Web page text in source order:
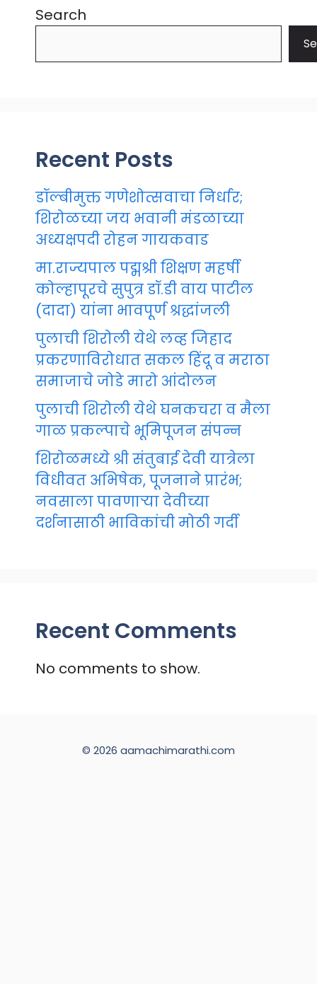
Search
Recent Posts
डॉल्बीमुक्त गणेशोत्सवाचा निर्धार;
शिरोळच्या जय भवानी मंडळाच्या
अध्यक्षपदी रोहन गायकवाड
मा.राज्यपाल पद्मश्री शिक्षण महर्षी
कोल्हापूरचे सुपुत्र डॉ.डी वाय पाटील
(दादा) यांना भावपूर्ण श्रद्धांजली
पुलाची शिरोली येथे लव्ह जिहाद
प्रकरणाविरोधात सकल हिंदू व मराठा
समाजाचे जोडे मारो आंदोलन
पुलाची शिरोली येथे घनकचरा व मैला
गाळ प्रकल्पाचे भूमिपूजन संपन्न
शिरोळमध्ये श्री संतुबाई देवी यात्रेला
विधीवत अभिषेक, पूजनाने प्रारंभ;
नवसाला पावणाऱ्या देवीच्या
दर्शनासाठी भाविकांची मोठी गर्दी
Recent Comments
No comments to show.
© 2026 aamachimarathi.com